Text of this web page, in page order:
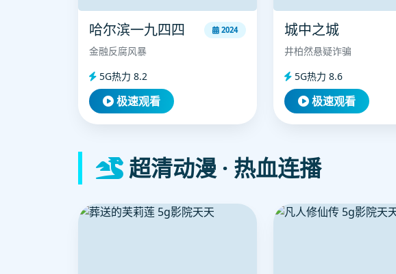
哈尔滨一九四四 2024
金融反腐风暴
5G热力 8.2
极速观看
城中之城
井柏然悬疑诈骗
5G热力 8.6
极速观看
超清动漫 · 热血连播